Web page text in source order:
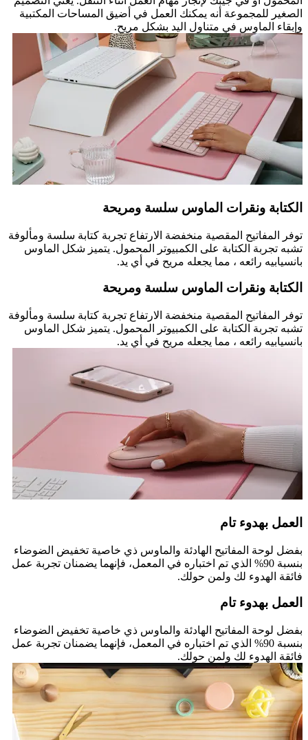
الصغير للمجموعة أنه يمكنك العمل في أضيق المساحات المكتبية
وإبقاء الماوس في متناول اليد بشكل مريح.
الكتابة ونقرات الماوس سلسة ومريحة
توفر المفاتيح المقصية منخفضة الارتفاع تجربة كتابة سلسة ومألوفة
تشبه تجربة الكتابة على الكمبيوتر المحمول. يتميز شكل الماوس
بانسيابيه رائعه ، مما يجعله مريح في أي يد.
الكتابة ونقرات الماوس سلسة ومريحة
توفر المفاتيح المقصية منخفضة الارتفاع تجربة كتابة سلسة ومألوفة
تشبه تجربة الكتابة على الكمبيوتر المحمول. يتميز شكل الماوس
بانسيابيه رائعه ، مما يجعله مريح في أي يد.
العمل بهدوء تام
بفضل لوحة المفاتيح الهادئة والماوس ذي خاصية تخفيض الضوضاء
بنسبة 90% الذي تم اختباره في المعمل، فإنهما يضمنان تجربة عمل
فائقة الهدوء لك ولمن حولك.
العمل بهدوء تام
بفضل لوحة المفاتيح الهادئة والماوس ذي خاصية تخفيض الضوضاء
بنسبة 90% الذي تم اختباره في المعمل، فإنهما يضمنان تجربة عمل
فائقة الهدوء لك ولمن حولك.